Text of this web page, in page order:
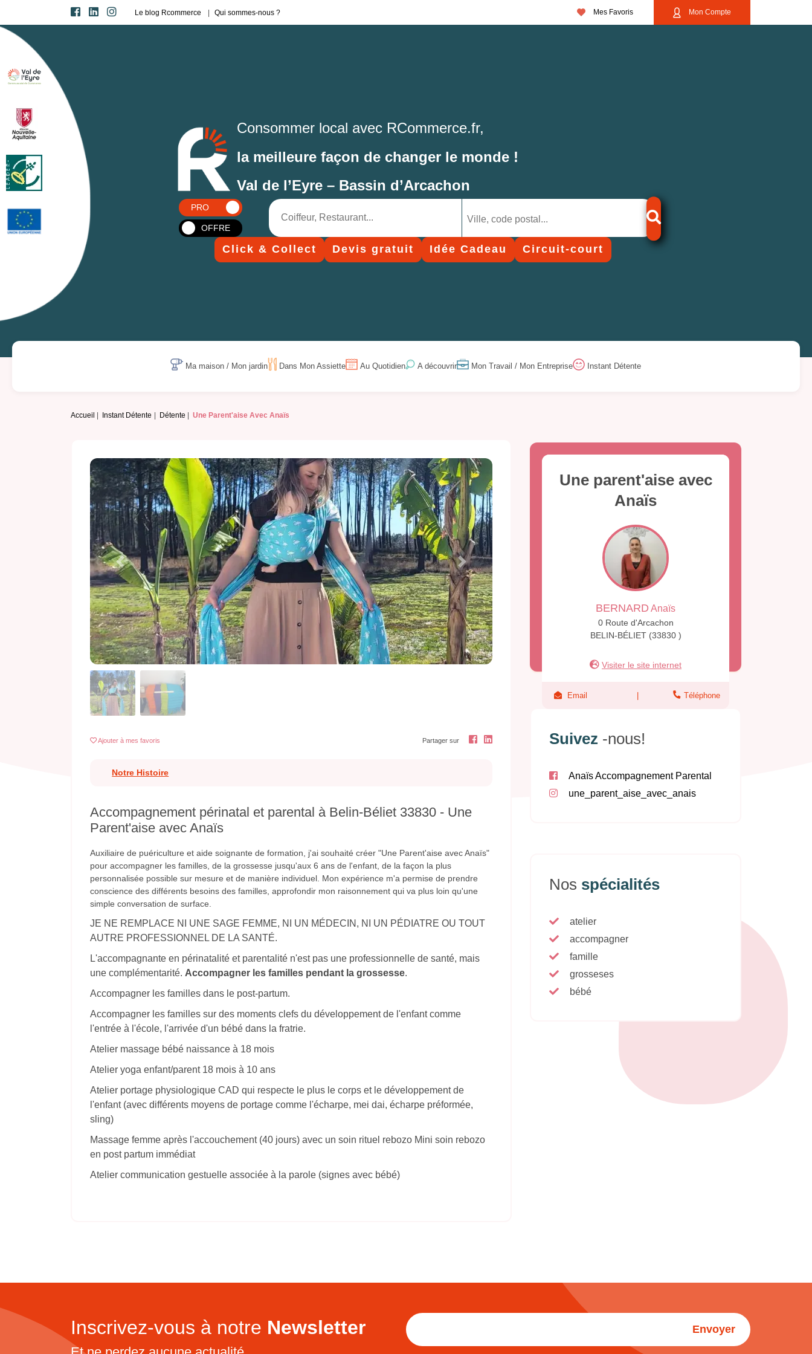
Le blog Rcommerce Qui sommes-nous ? Mes Favoris Mon Compte
Consommer local avec RCommerce.fr,
la meilleure façon de changer le monde !
Val de l’Eyre – Bassin d’Arcachon
PRO
OFFRE
Click & Collect Devis gratuit Idée Cadeau Circuit-court
Ma maison / Mon jardin Dans Mon Assiette Au Quotidien A découvrir Mon Travail / Mon Entreprise Instant Détente
Accueil Instant Détente Détente Une Parent'aise Avec Anaïs
Previous Next
Ajouter à mes favoris Partager sur
Notre Histoire
Accompagnement périnatal et parental à Belin-Béliet 33830 - Une
Parent'aise avec Anaïs
Auxiliaire de puériculture et aide soignante de formation, j'ai souhaité créer "Une Parent'aise avec Anaïs"
pour accompagner les familles, de la grossesse jusqu'aux 6 ans de l'enfant, de la façon la plus
personnalisée possible sur mesure et de manière individuel. Mon expérience m'a permise de prendre
conscience des différents besoins des familles, approfondir mon raisonnement qui va plus loin qu'une
simple conversation de surface.
JE NE REMPLACE NI UNE SAGE FEMME, NI UN MÉDECIN, NI UN PÉDIATRE OU TOUT
AUTRE PROFESSIONNEL DE LA SANTÉ.
L'accompagnante en périnatalité et parentalité n'est pas une professionnelle de santé, mais
une complémentarité. Accompagner les familles pendant la grossesse.
Accompagner les familles dans le post-partum.
Accompagner les familles sur des moments clefs du développement de l'enfant comme
l'entrée à l'école, l'arrivée d'un bébé dans la fratrie.
Atelier massage bébé naissance à 18 mois
Atelier yoga enfant/parent 18 mois à 10 ans
Atelier portage physiologique CAD qui respecte le plus le corps et le développement de
l'enfant (avec différents moyens de portage comme l'écharpe, mei dai, écharpe préformée,
sling)
Massage femme après l'accouchement (40 jours) avec un soin rituel rebozo Mini soin rebozo
en post partum immédiat
Atelier communication gestuelle associée à la parole (signes avec bébé)
Une parent'aise avec
Anaïs
BERNARD Anaïs
0 Route d'Arcachon
BELIN-BÉLIET (33830 )
Visiter le site internet
Email Téléphone
Suivez -nous!
Anaïs Accompagnement Parental
une_parent_aise_avec_anais
Nos spécialités
atelier
accompagner
famille
grosseses
bébé
Inscrivez-vous à notre Newsletter Envoyer